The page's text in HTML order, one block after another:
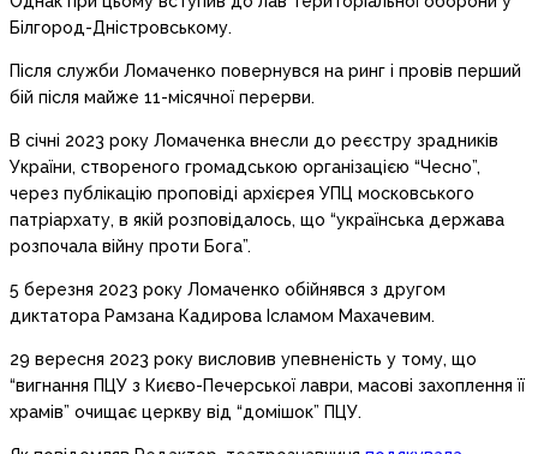
Білгород-Дністровському.
Після служби Ломаченко повернувся на ринг і провів перший
бій після майже 11-місячної перерви.
В січні 2023 року Ломаченка внесли до реєстру зрадників
України, створеного громадською організацією “Чесно”,
через публікацію проповіді архієрея УПЦ московського
патріархату, в якій розповідалось, що “українська держава
розпочала війну проти Бога”.
5 березня 2023 року Ломаченко обійнявся з другом
диктатора Рамзана Кадирова Ісламом Махачевим.
29 вересня 2023 року висловив упевненість у тому, що
“вигнання ПЦУ з Києво-Печерської лаври, масові захоплення її
храмів” очищає церкву від “домішок” ПЦУ.